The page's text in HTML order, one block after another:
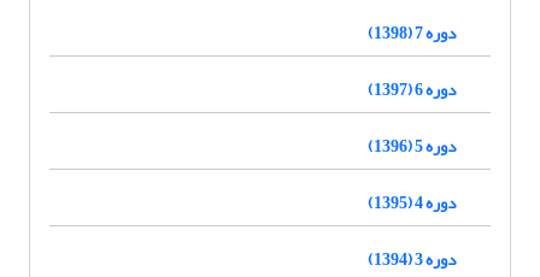
دوره 7 (1398)
دوره 6 (1397)
دوره 5 (1396)
دوره 4 (1395)
دوره 3 (1394)